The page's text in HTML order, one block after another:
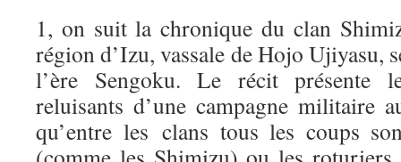
1, on suit la chronique du clan
région d’Izu, vassale de Hojo Ujiyasu,
l’ère Sengoku. Le récit présente
reluisants d’une campagne militaire
qu’entre les clans tous les coups